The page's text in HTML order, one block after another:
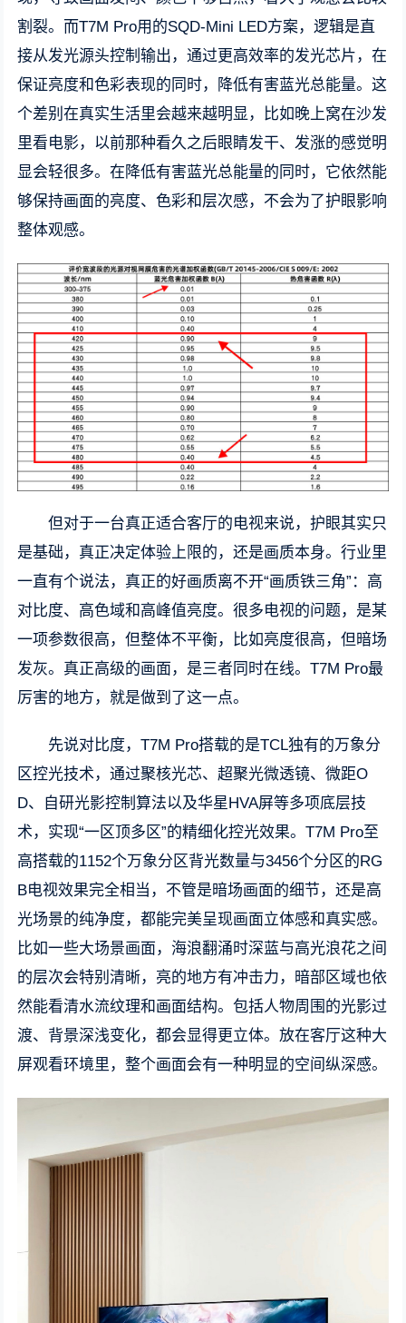
割裂。而T7M Pro用的SQD-Mini LED方案，逻辑是直
接从发光源头控制输出，通过更高效率的发光芯片，在
保证亮度和色彩表现的同时，降低有害蓝光总能量。这
个差别在真实生活里会越来越明显，比如晚上窝在沙发
里看电影，以前那种看久之后眼睛发干、发涨的感觉明
显会轻很多。在降低有害蓝光总能量的同时，它依然能
够保持画面的亮度、色彩和层次感，不会为了护眼影响
整体观感。
但对于一台真正适合客厅的电视来说，护眼其实只
是基础，真正决定体验上限的，还是画质本身。行业里
一直有个说法，真正的好画质离不开“画质铁三角”：高
对比度、高色域和高峰值亮度。很多电视的问题，是某
一项参数很高，但整体不平衡，比如亮度很高，但暗场
发灰。真正高级的画面，是三者同时在线。T7M Pro最
厉害的地方，就是做到了这一点。
先说对比度，T7M Pro搭载的是TCL独有的万象分
区控光技术，通过聚核光芯、超聚光微透镜、微距O
D、自研光影控制算法以及华星HVA屏等多项底层技
术，实现“一区顶多区”的精细化控光效果。T7M Pro至
高搭载的1152个万象分区背光数量与3456个分区的RG
B电视效果完全相当，不管是暗场画面的细节，还是高
光场景的纯净度，都能完美呈现画面立体感和真实感。
比如一些大场景画面，海浪翻涌时深蓝与高光浪花之间
的层次会特别清晰，亮的地方有冲击力，暗部区域也依
然能看清水流纹理和画面结构。包括人物周围的光影过
渡、背景深浅变化，都会显得更立体。放在客厅这种大
屏观看环境里，整个画面会有一种明显的空间纵深感。